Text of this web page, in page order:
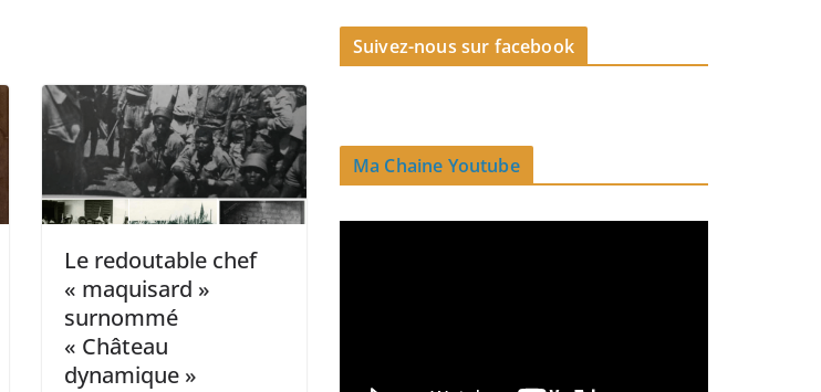
Le redoutable chef
« maquisard »
surnommé
« Château
dynamique »
Suivez-nous sur facebook
Ma Chaine Youtube